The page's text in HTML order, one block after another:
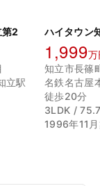
第2
立駅
ハイタウン
1,999万
知立市長篠
名鉄名古屋
徒歩20分
3LDK /
1996年11